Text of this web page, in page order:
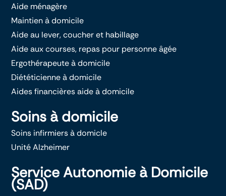
Aide ménagère
Maintien à domicile
Aide au lever, coucher et habillage
Aide aux courses, repas pour personne âgée
Ergothérapeute à domicile
Diététicienne à domicile
Aides financières aide à domicile
Soins à domicile
Soins infirmiers à domicle
Unité Alzheimer
Service Autonomie à Domicile
(SAD)